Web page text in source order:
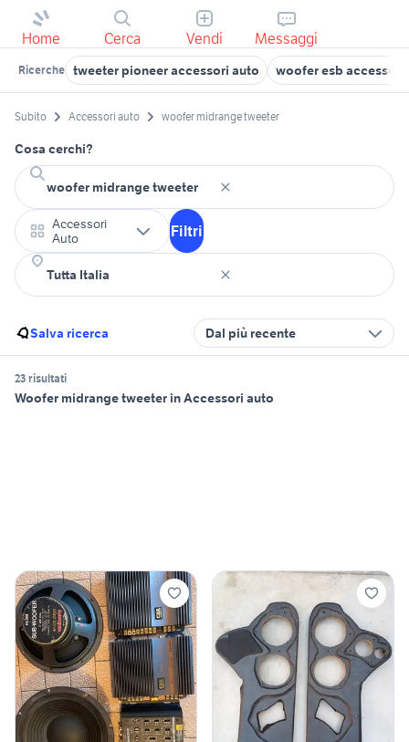
Home Cerca Vendi Messaggi
Ricerche tweeter pioneer accessori auto woofer esb accessori
Subito Accessori auto woofer midrange tweeter
Cosa cerchi?
Accessori
Auto
Filtri
Salva ricerca Dal più recente
23 risultati
Woofer midrange tweeter in Accessori auto